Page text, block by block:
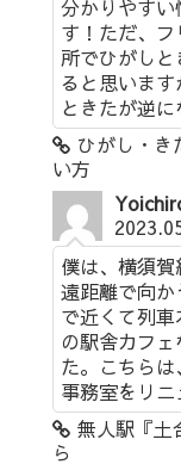
分かりやす
す！ただ、
所でひがし
ると思いま
ときたが逆に
ひがし・き
い方
僕は、横須
遠距離で向
で近くて列
の駅舎カフ
た。こちら
事務室をリ
無人駅『土
ら